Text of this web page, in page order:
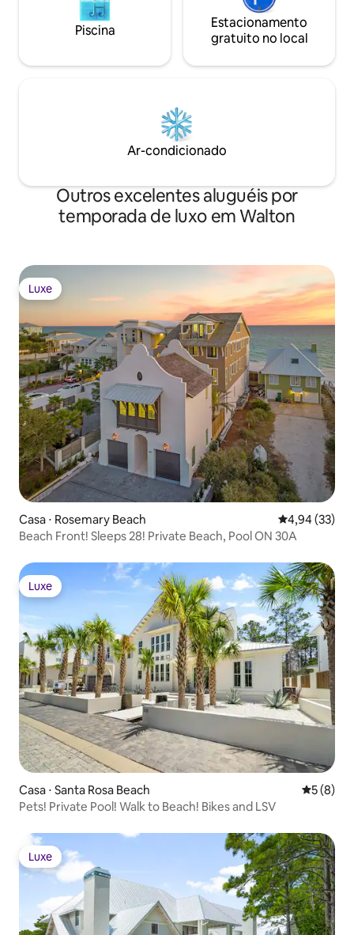
Piscina
Estacionamento
gratuito no local
Ar-condicionado
Outros excelentes aluguéis por
temporada de luxo em Walton
Luxe
Luxe
Casa ⋅ Rosemary Beach 4,94 de uma
4,94 (33)
Beach Front! Sleeps 28! Private Beach, Pool ON 30A
Luxe
Luxe
Casa ⋅ Santa Rosa Beach 5 de
5 (8)
Pets! Private Pool! Walk to Beach! Bikes and LSV
Luxe
Luxe